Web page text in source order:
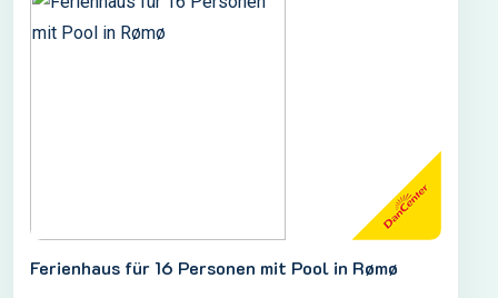
Ferienhaus für 16 Personen mit Pool in Rømø